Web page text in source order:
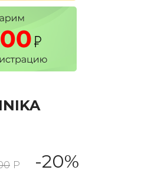
Р -20%